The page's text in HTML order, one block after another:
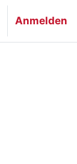
Anmelden